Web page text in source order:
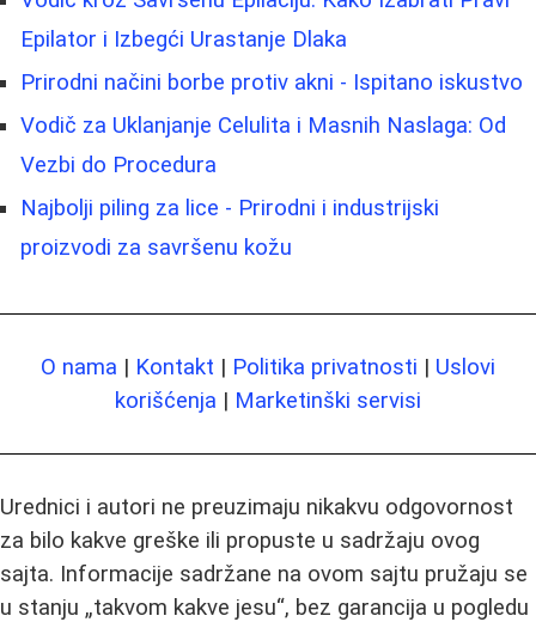
Epilator i Izbegći Urastanje Dlaka
Prirodni načini borbe protiv akni - Ispitano iskustvo
Vodič za Uklanjanje Celulita i Masnih Naslaga: Od
Vezbi do Procedura
Najbolji piling za lice - Prirodni i industrijski
proizvodi za savršenu kožu
O nama | Kontakt | Politika privatnosti | Uslovi
korišćenja | Marketinški servisi
Urednici i autori ne preuzimaju nikakvu odgovornost
za bilo kakve greške ili propuste u sadržaju ovog
sajta. Informacije sadržane na ovom sajtu pružaju se
u stanju „takvom kakve jesu“, bez garancija u pogledu